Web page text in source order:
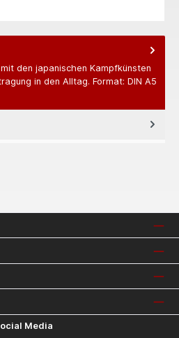
den japanischen Kampfkünsten
in den Alltag. Format: DIN A5
Media